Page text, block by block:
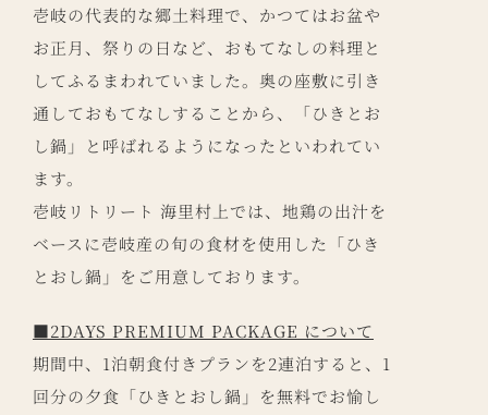
壱岐の代表的な郷土料理で、かつてはお盆や
お正月、祭りの日など、おもてなしの料理と
してふるまわれていました。奥の座敷に引き
通しておもてなしすることから、「ひきとお
し鍋」と呼ばれるようになったといわれてい
ます。
壱岐リトリート 海里村上では、地鶏の出汁を
ベースに壱岐産の旬の食材を使用した「ひき
とおし鍋」をご用意しております。
■2DAYS PREMIUM PACKAGE について
期間中、1泊朝食付きプランを2連泊すると、1
回分の夕食「ひきとおし鍋」を無料でお愉し